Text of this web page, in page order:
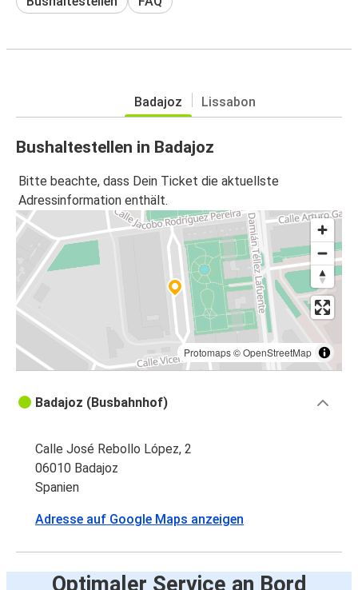
Badajoz Lissabon
Bushaltestellen in Badajoz
Bitte beachte, dass Dein Ticket die aktuellste
Adressinformation enthält.
Protomaps©OpenStreetMap
Badajoz (Busbahnhof)
Calle José Rebollo López, 2
06010 Badajoz
Spanien
Adresse auf Google Maps anzeigen
Optimaler Service an Bord